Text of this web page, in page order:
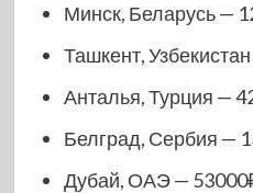
Минск, Беларусь —
Ташкент,
Анталья, Турция —
Белград, Сербия —
Дубай, ОАЭ —